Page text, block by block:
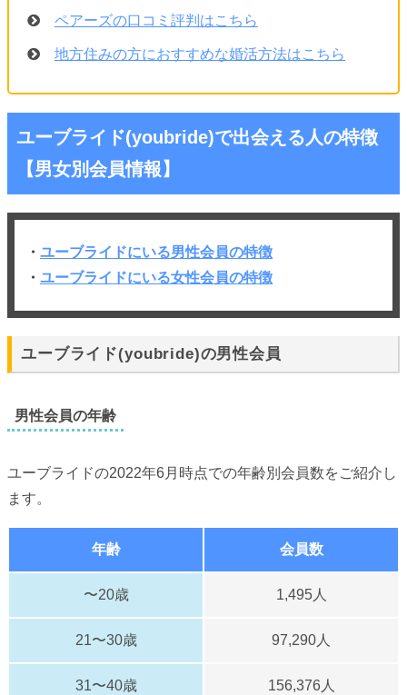
ペアーズの口コミ評判はこちら
地方住みの方におすすめな婚活方法はこちら
ユーブライド(youbride)で出会える人の特徴
【男女別会員情報】
・ ユーブライドにいる男性会員の特徴
・ ユーブライドにいる女性会員の特徴
ユーブライド(youbride)の男性会員
男性会員の年齢
ユーブライドの2022年6月時点での年齢別会員数をご紹介し
ます。
年齢 会員数
〜20歳 1,495人
21〜30歳 97,290人
31〜40歳 156,376人